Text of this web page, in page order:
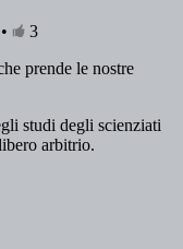
•
3
prende le nostre
studi degli scienziati
arbitrio.